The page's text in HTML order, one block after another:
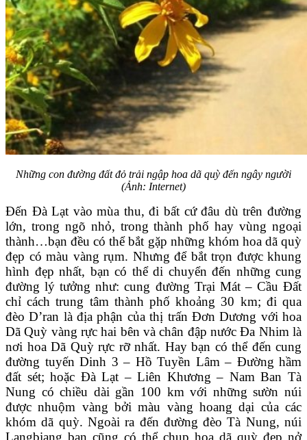
Những con đường đất đỏ trải ngập hoa dã quỳ đến ngây người
(Ảnh: Internet)
Đến Đà Lạt vào mùa thu, đi bất cứ đâu dù trên đường
lớn, trong ngõ nhỏ, trong thành phố hay vùng ngoại
thành…bạn đều có thể bắt gặp những khóm hoa dã quỳ
đẹp có màu vàng rụm. Nhưng để bắt trọn được khung
hình đẹp nhất, bạn có thể di chuyển đến những cung
đường lý tưởng như: cung đường Trại Mát – Cầu Đất
chỉ cách trung tâm thành phố khoảng 30 km; đi qua
đèo D’ran là địa phận của thị trấn Đơn Dương với hoa
Dã Quỳ vàng rực hai bên và chân đập nước Đa Nhim là
nơi hoa Dã Quỳ rực rỡ nhất. Hay bạn có thể đến cung
đường tuyến Dinh 3 – Hồ Tuyền Lâm – Đường hầm
đất sét; hoặc Đà Lạt – Liên Khương – Nam Ban Tà
Nung có chiều dài gần 100 km với những sườn núi
được nhuộm vàng bởi màu vàng hoang dại của các
khóm dã quỳ. Ngoài ra đến đường đèo Tà Nung, núi
Langbiang bạn cũng có thể chụp hoa dã quỳ đẹp nở